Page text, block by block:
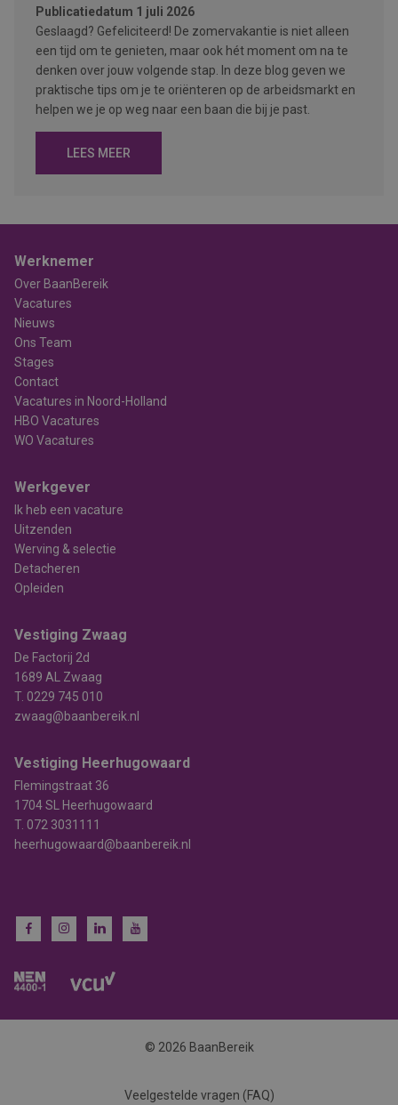
Publicatiedatum 1 juli 2026
Geslaagd? Gefeliciteerd! De zomervakantie is niet alleen
een tijd om te genieten, maar ook hét moment om na te
denken over jouw volgende stap. In deze blog geven we
praktische tips om je te oriënteren op de arbeidsmarkt en
helpen we je op weg naar een baan die bij je past.
LEES MEER
Werknemer
Over BaanBereik
Vacatures
Nieuws
Ons Team
Stages
Contact
Vacatures in Noord-Holland
HBO Vacatures
WO Vacatures
Werkgever
Ik heb een vacature
Uitzenden
Werving & selectie
Detacheren
Opleiden
Vestiging Zwaag
De Factorij 2d
1689 AL Zwaag
T. 0229 745 010
zwaag@baanbereik.nl
Vestiging Heerhugowaard
Flemingstraat 36
1704 SL Heerhugowaard
T. 072 3031111
heerhugowaard@baanbereik.nl
© 2026 BaanBereik
Veelgestelde vragen (FAQ)